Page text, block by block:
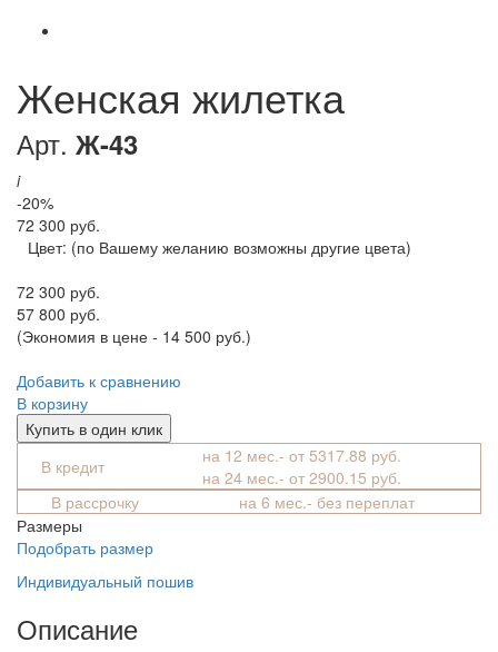
Женская жилетка
Арт. Ж-43
i
-20%
72 300 руб.
Цвет: (по Вашему желанию возможны другие цвета)
72 300 руб.
57 800 руб.
(Экономия в цене - 14 500 руб.)
Добавить к сравнению
В корзину
Купить в один клик
В кредит
на 12 мес.- от 5317.88 руб.
на 24 мес.- от 2900.15 руб.
В рассрочку
на 6 мес.- без переплат
Размеры
Подобрать размер
Индивидуальный пошив
Описание